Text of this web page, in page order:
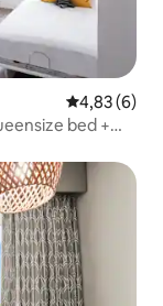
Gemiddelde
4,83 (6)
bed +